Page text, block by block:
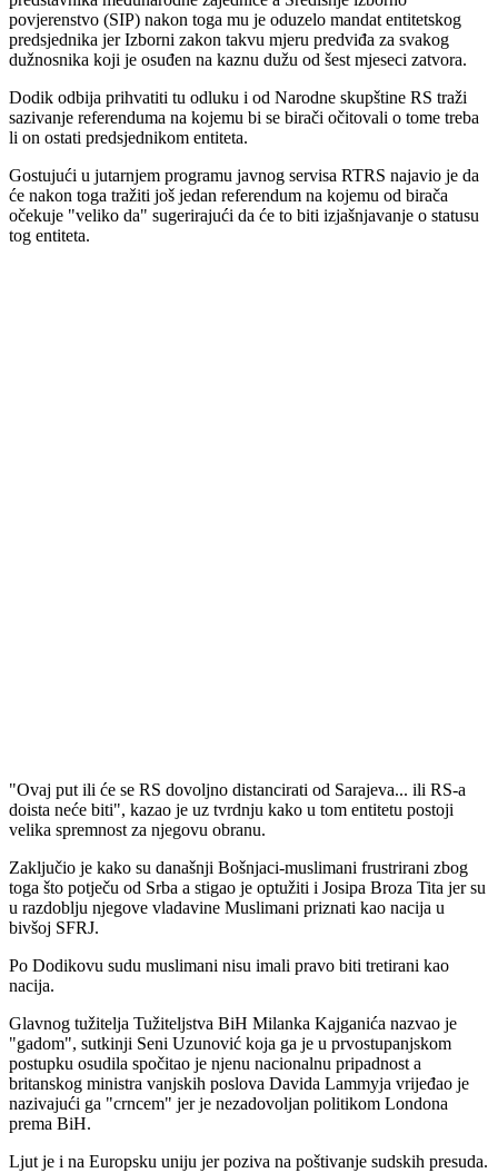
povjerenstvo (SIP) nakon toga mu je oduzelo mandat entitetskog
predsjednika jer Izborni zakon takvu mjeru predviđa za svakog
dužnosnika koji je osuđen na kaznu dužu od šest mjeseci zatvora.
Dodik odbija prihvatiti tu odluku i od Narodne skupštine RS traži
sazivanje referenduma na kojemu bi se birači očitovali o tome treba
li on ostati predsjednikom entiteta.
Gostujući u jutarnjem programu javnog servisa RTRS najavio je da
će nakon toga tražiti još jedan referendum na kojemu od birača
očekuje "veliko da" sugerirajući da će to biti izjašnjavanje o statusu
tog entiteta.
"Ovaj put ili će se RS dovoljno distancirati od Sarajeva... ili RS-a
doista neće biti", kazao je uz tvrdnju kako u tom entitetu postoji
velika spremnost za njegovu obranu.
Zaključio je kako su današnji Bošnjaci-muslimani frustrirani zbog
toga što potječu od Srba a stigao je optužiti i Josipa Broza Tita jer su
u razdoblju njegove vladavine Muslimani priznati kao nacija u
bivšoj SFRJ.
Po Dodikovu sudu muslimani nisu imali pravo biti tretirani kao
nacija.
Glavnog tužitelja Tužiteljstva BiH Milanka Kajganića nazvao je
"gadom", sutkinji Seni Uzunović koja ga je u prvostupanjskom
postupku osudila spočitao je njenu nacionalnu pripadnost a
britanskog ministra vanjskih poslova Davida Lammyja vrijeđao je
nazivajući ga "crncem" jer je nezadovoljan politikom Londona
prema BiH.
Ljut je i na Europsku uniju jer poziva na poštivanje sudskih presuda.